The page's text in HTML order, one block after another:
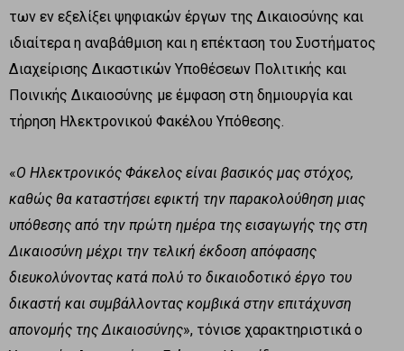
των εν εξελίξει ψηφιακών έργων της Δικαιοσύνης και
ιδιαίτερα η αναβάθμιση και η επέκταση του Συστήματος
Διαχείρισης Δικαστικών Υποθέσεων Πολιτικής και
Ποινικής Δικαιοσύνης με έμφαση στη δημιουργία και
τήρηση Ηλεκτρονικού Φακέλου Υπόθεσης.
«Ο Ηλεκτρονικός Φάκελος είναι βασικός μας στόχος,
καθώς θα καταστήσει εφικτή την παρακολούθηση μιας
υπόθεσης από την πρώτη ημέρα της εισαγωγής της στη
Δικαιοσύνη μέχρι την τελική έκδοση απόφασης
διευκολύνοντας κατά πολύ το δικαιοδοτικό έργο του
δικαστή και συμβάλλοντας κομβικά στην επιτάχυνση
απονομής της Δικαιοσύνης», τόνισε χαρακτηριστικά ο